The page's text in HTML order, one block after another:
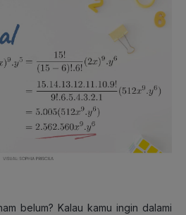
belum? Kalau kamu ingin dalami